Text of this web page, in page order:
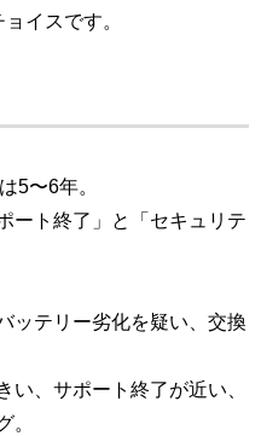
イスです。
5〜6年。
ート終了」と「セキュリテ
ッテリー劣化を疑い、交換
い、サポート終了が近い、
。